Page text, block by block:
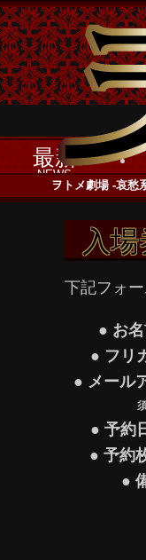
ヲトメ劇場 -哀愁
最新
NEWS
入場
下記フォ
● お
● フリ
● メール
● 予約
● 予約
●